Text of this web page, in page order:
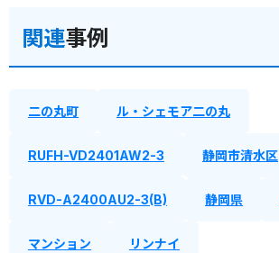
関連事例
二の丸町 ル・シェモア二の丸
RUFH-VD2401AW2-3 静岡市清水区
RVD-A2400AU2-3(B) 静岡県
マンション リンナイ